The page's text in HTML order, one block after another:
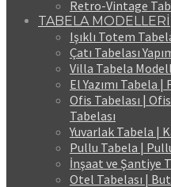
Retro-Vintage
TABELA MODELLERİ
Işıklı Totem
Çatı Tabelası
Villa Tabela
El Yazımı Tabela |
Ofis Tabelası |
Tabelası
Yuvarlak Tabela |
Pullu Tabela |
İnşaat ve Şantiye
Otel Tabelası |